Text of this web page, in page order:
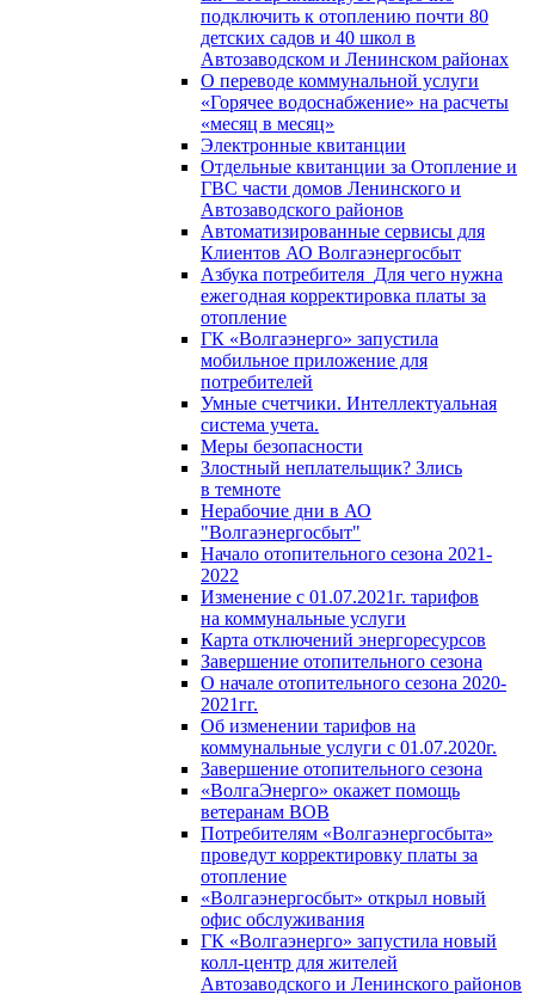
подключить к отоплению почти 80
детских садов и 40 школ в
Автозаводском и Ленинском районах
О переводе коммунальной услуги
«Горячее водоснабжение» на расчеты
«месяц в месяц»
Электронные квитанции
Отдельные квитанции за Отопление и
ГВС части домов Ленинского и
Автозаводского районов
Автоматизированные сервисы для
Клиентов АО Волгаэнергосбыт
Азбука потребителя_Для чего нужна
ежегодная корректировка платы за
отопление
ГК «Волгаэнерго» запустила
мобильное приложение для
потребителей
Умные счетчики. Интеллектуальная
система учета.
Меры безопасности
Злостный неплательщик? Злись
в темноте
Нерабочие дни в АО
"Волгаэнергосбыт"
Начало отопительного сезона 2021-
2022
Изменение с 01.07.2021г. тарифов
на коммунальные услуги
Карта отключений энергоресурсов
Завершение отопительного сезона
О начале отопительного сезона 2020-
2021гг.
Об изменении тарифов на
коммунальные услуги с 01.07.2020г.
Завершение отопительного сезона
«ВолгаЭнерго» окажет помощь
ветеранам ВОВ
Потребителям «Волгаэнергосбыта»
проведут корректировку платы за
отопление
«Волгаэнергосбыт» открыл новый
офис обслуживания
ГК «Волгаэнерго» запустила новый
колл-центр для жителей
Автозаводского и Ленинского районов